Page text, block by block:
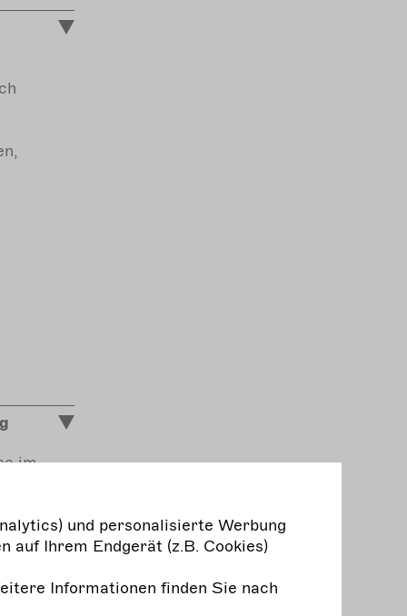
im
und personalisierte Werbung
auf Ihrem Endgerät (z.B. Cookies)
Informationen finden Sie nach